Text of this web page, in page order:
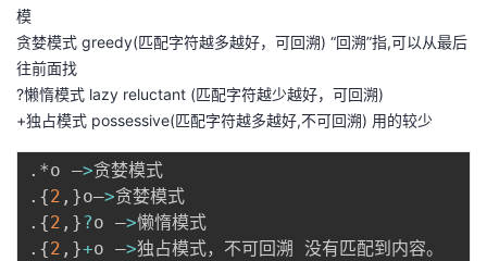
模
贪婪模式 greedy(匹配字符越多越好，可回溯) “回溯”指,可以从最后
往前面找
?懒惰模式 lazy reluctant (匹配字符越少越好，可回溯)
+独占模式 possessive(匹配字符越多越好,不可回溯) 用的较少
. *o –>
. {2 , }o–>
. {2 , } ?o –>
. {2 , }+o –>